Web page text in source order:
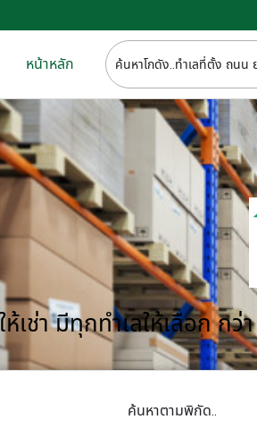
หน้าหลัก
ห้เช่า มีทุกทำเลให้เลือก
ค้นหาตามพิกัด..